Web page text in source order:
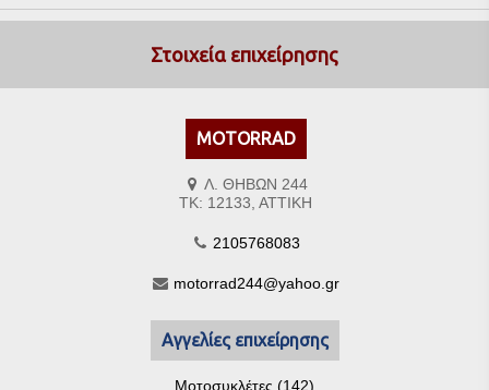
Στοιχεία επιχείρησης
MOTORRAD
Λ. ΘΗΒΩΝ 244
ΤΚ: 12133, ΑΤΤΙΚΗ
2105768083
motorrad244@yahoo.gr
Αγγελίες επιχείρησης
Μοτοσυκλέτες (142)